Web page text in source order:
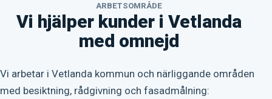
ARBETSOMRÅDE
Vi hjälper kunder i Vetlanda
med omnejd
Vi arbetar i Vetlanda kommun och närliggande områden
med besiktning, rådgivning och fasadmålning: